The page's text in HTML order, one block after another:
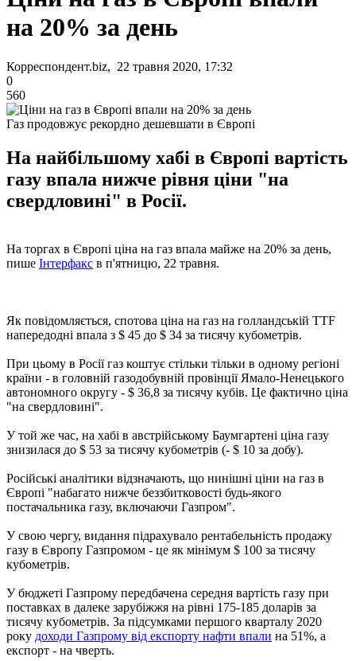
на 20% за день
Корреспондент.biz, 22 травня 2020, 17:32
0
560
Газ продовжує рекордно дешевшати в Європі
На найбільшому хабі в Європі вартість
газу впала нижче рівня ціни "на
свердловині" в Росії.
На торгах в Європі ціна на газ впала майже на 20% за день,
пише Інтерфакс в п'ятницю, 22 травня.
Як повідомляється, спотова ціна на газ на голландській TTF
напередодні впала з $ 45 до $ 34 за тисячу кубометрів.
При цьому в Росії газ коштує стільки тільки в одному регіоні
країни - в головній газодобувній провінції Ямало-Ненецького
автономного округу - $ 36,8 за тисячу кубів. Це фактично ціна
"на свердловині".
У той же час, на хабі в австрійському Баумгартені ціна газу
знизилася до $ 53 за тисячу кубометрів (- $ 10 за добу).
Російські аналітики відзначають, що нинішні ціни на газ в
Європі "набагато нижче беззбитковості будь-якого
постачальника газу, включаючи Газпром".
У свою чергу, видання підрахувало рентабельність продажу
газу в Європу Газпромом - це як мінімум $ 100 за тисячу
кубометрів.
У бюджеті Газпрому передбачена середня вартість газу при
поставках в далеке зарубіжжя на рівні 175-185 доларів за
тисячу кубометрів. За підсумками першого кварталу 2020
року доходи Газпрому від експорту нафти впали на 51%, а
експорт - на чверть.